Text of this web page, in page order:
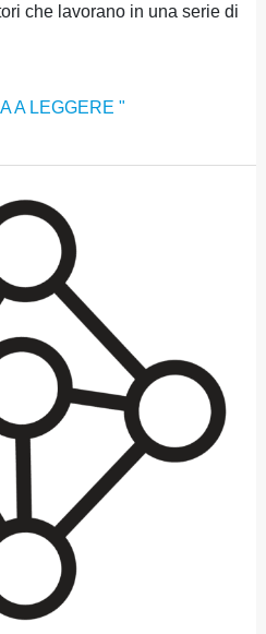
che lavorano in una serie di
A LEGGERE "